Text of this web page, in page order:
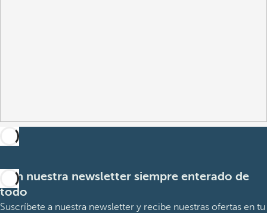
Con nuestra newsletter siempre enterado de
todo
Suscríbete a nuestra newsletter y recibe nuestras ofertas en tu